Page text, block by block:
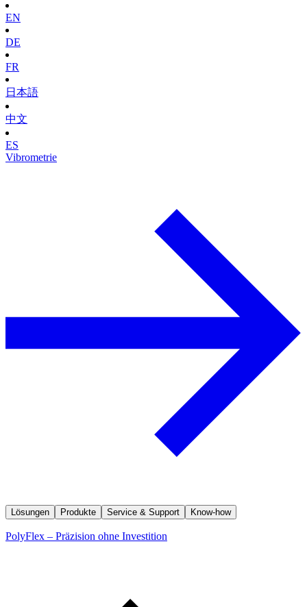
EN
DE
FR
日本語
中文
ES
Vibrometrie
Lösungen Produkte Service & Support Know-how
PolyFlex – Präzision ohne Investition